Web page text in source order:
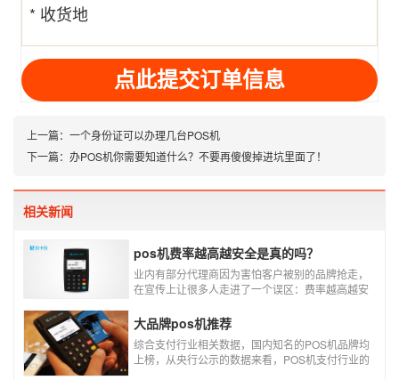
* 收货地
址
上一篇： 一个身份证可以办理几台POS机
下一篇： 办POS机你需要知道什么？不要再傻傻掉进坑里面了！
相关新闻
pos机费率越高越安全是真的吗？
业内有部分代理商因为害怕客户被别的品牌抢走，
在宣传上让很多人走进了一个误区：费率越高越安
真的是这样吗?
大品牌pos机推荐
综合支付行业相关数据，国内知名的POS机品牌均
上榜，从央行公示的数据来看，POS机支付行业的